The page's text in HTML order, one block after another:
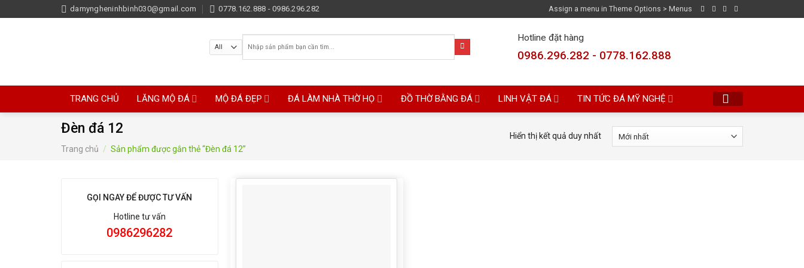
to
damyngheninhbinh030@gmail.com 0778.162.888 - 0986.296.282 Assign a menu in Theme Options > Menus
Tìm
kiếm:
Hotline đặt hàng
0986.296.282 - 0778.162.888
TRANG CHỦ LĂNG MỘ ĐÁ MỘ ĐÁ ĐẸP ĐÁ LÀM NHÀ THỜ HỌ ĐỒ THỜ BẰNG ĐÁ LINH VẬT ĐÁ TIN TỨC ĐÁ MỸ NGHỆ
Đèn đá 12
Trang chủ / Sản phẩm được gắn thẻ “Đèn đá 12”
Hiển thị kết quả duy nhất
GỌI NGAY ĐỂ ĐƯỢC TƯ VẤN
Hotline tư vấn
0986296282